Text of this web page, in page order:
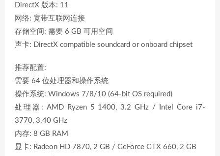
DirectX 版本: 11
网络: 宽带互联网连接
存储空间: 需要 6 GB 可用空间
声卡: DirectX compatible soundcard or onboard chipset
推荐配置:
需要 64 位处理器和操作系统
操作系统: Windows 7/8/10 (64-bit OS required)
处理器: AMD Ryzen 5 1400, 3.2 GHz / Intel Core i7-
3770, 3.40 GHz
内存: 8 GB RAM
显卡: Radeon HD 7870, 2 GB / GeForce GTX 660, 2 GB